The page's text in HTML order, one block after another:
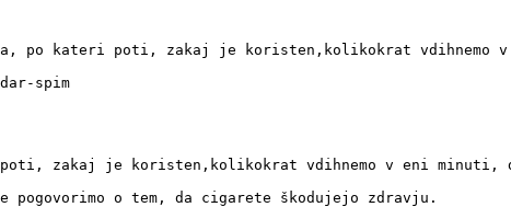
po kateri poti, zakaj je koristen,kolikokrat vdihnemo v
spim
zakaj je koristen,kolikokrat vdihnemo v eni minuti,
pogovorimo o tem, da cigarete škodujejo zdravju.